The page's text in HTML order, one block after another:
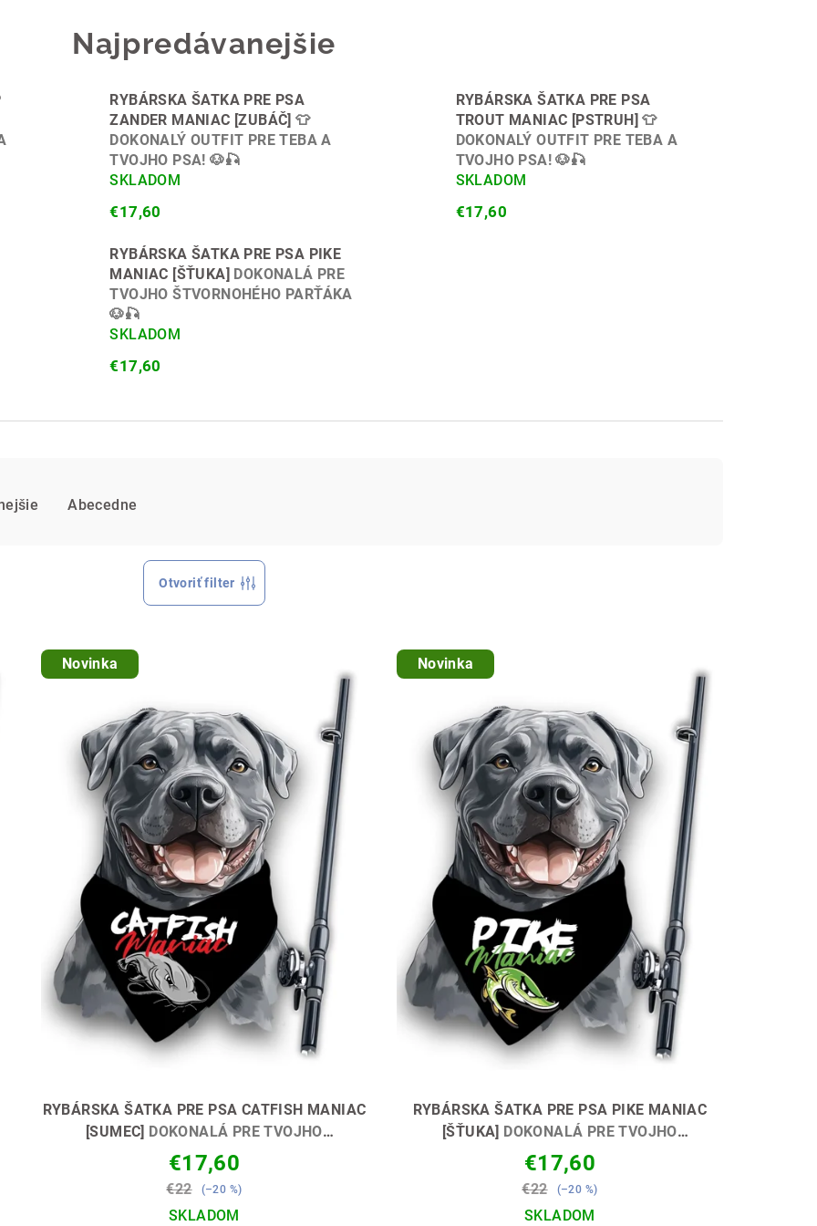
Najpredávanejšie
RYBÁRSKA ŠATKA PRE PSA
ZANDER MANIAC [ZUBÁČ]👕
DOKONALÝ OUTFIT PRE TEBA A
TVOJHO PSA! 🐶🎣
SKLADOM
€17,60
RYBÁRSKA ŠATKA PRE PSA
TROUT MANIAC [PSTRUH]👕
DOKONALÝ OUTFIT PRE TEBA A
TVOJHO PSA! 🐶🎣
SKLADOM
€17,60
RYBÁRSKA ŠATKA PRE PSA PIKE
MANIAC [ŠŤUKA] DOKONALÁ PRE
TVOJHO ŠTVORNOHÉHO PARŤÁKA
🐶🎣
SKLADOM
€17,60
Abecedne
Otvoriť filter
Novinka
RYBÁRSKA ŠATKA PRE PSA CATFISH MANIAC
[SUMEC] DOKONALÁ PRE TVOJHO
ŠTVORNOHÉHO PARŤÁKA 🐶🎣
€17,60
€22 (–20 %)
SKLADOM
Novinka
RYBÁRSKA ŠATKA PRE PSA PIKE MANIAC
[ŠŤUKA] DOKONALÁ PRE TVOJHO
ŠTVORNOHÉHO PARŤÁKA 🐶🎣
€17,60
€22 (–20 %)
SKLADOM